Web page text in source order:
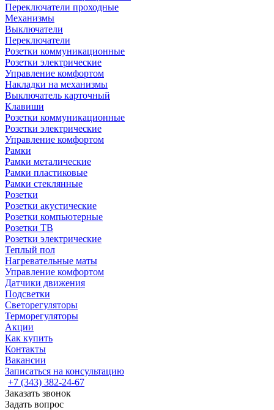
Переключатели проходные
Механизмы
Выключатели
Переключатели
Розетки коммуникационные
Розетки электрические
Управление комфортом
Накладки на механизмы
Выключатель карточный
Клавиши
Розетки коммуникационные
Розетки электрические
Управление комфортом
Рамки
Рамки металические
Рамки пластиковые
Рамки стеклянные
Розетки
Розетки акустические
Розетки компьютерные
Розетки ТВ
Розетки электрические
Теплый пол
Нагревательные маты
Управление комфортом
Датчики движения
Подсветки
Светорегуляторы
Терморегуляторы
Акции
Как купить
Контакты
Вакансии
Записаться на консультацию
+7 (343) 382-24-67
Заказать звонок
Задать вопрос